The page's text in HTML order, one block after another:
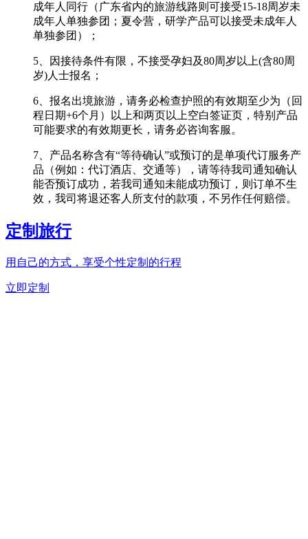
成年人同行（广东省内的旅游线路则可接受15-18周岁未
成年人单独参团；夏令营，研学产品可以接受未成年人
单独参团）；
5、因接待条件有限，不接受孕妇及80周岁以上(含80周
岁)人士报名；
6、报名出境旅游，请务必检查护照的有效期至少为（回
程日期+6个月）以上和两页以上空白签证页，特别产品
可能要求的有效期更长，请务必咨询客服。
7、产品名称含有“等待确认”或预订的是单项代订服务产
品（例如：代订酒店、交通等），请等待我司通知确认
能否预订成功，若我司通知未能成功预订，则订单不生
效，我司将退还客人所支付的款项，不另作任何赔偿。
定制旅行
用自己的方式，享受个性定制的行程
立即定制